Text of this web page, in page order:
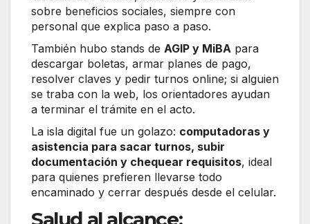
sobre beneficios sociales, siempre con
personal que explica paso a paso.
También hubo stands de AGIP y MiBA para
descargar boletas, armar planes de pago,
resolver claves y pedir turnos online; si alguien
se traba con la web, los orientadores ayudan
a terminar el trámite en el acto.
La isla digital fue un golazo: computadoras y
asistencia para sacar turnos, subir
documentación y chequear requisitos, ideal
para quienes prefieren llevarse todo
encaminado y cerrar después desde el celular.
Salud al alcance: